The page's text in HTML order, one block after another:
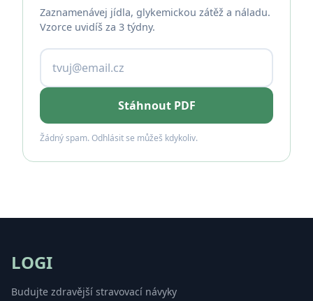
Zaznamenávej jídla, glykemickou zátěž a náladu.
Vzorce uvidíš za 3 týdny.
Stáhnout PDF
Žádný spam. Odhlásit se můžeš kdykoliv.
LOGI
Budujte zdravější stravovací návyky